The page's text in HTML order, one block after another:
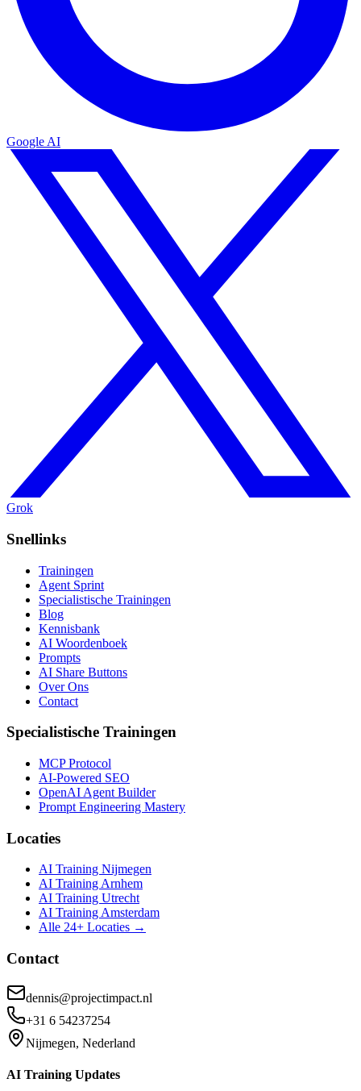
Google AI
Grok
Snellinks
Trainingen
Agent Sprint
Specialistische Trainingen
Blog
Kennisbank
AI Woordenboek
Prompts
AI Share Buttons
Over Ons
Contact
Specialistische Trainingen
MCP Protocol
AI-Powered SEO
OpenAI Agent Builder
Prompt Engineering Mastery
Locaties
AI Training Nijmegen
AI Training Arnhem
AI Training Utrecht
AI Training Amsterdam
Alle 24+ Locaties →
Contact
dennis@projectimpact.nl
+31 6 54237254
Nijmegen, Nederland
AI Training Updates